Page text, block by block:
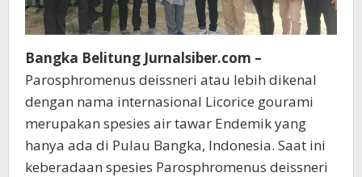
Endemik
Bangka
Bangka Belitung Jurnalsiber.com –
Parosphromenus deissneri atau lebih dikenal
dengan nama internasional Licorice gourami
merupakan spesies air tawar Endemik yang
hanya ada di Pulau Bangka, Indonesia. Saat ini
keberadaan spesies Parosphromenus deissneri